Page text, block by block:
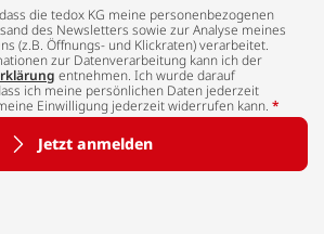
die tedox KG meine personenbezogenen
des Newsletters sowie zur Analyse meines
(z.B. Öffnungs- und Klickraten) verarbeitet.
zur Datenverarbeitung kann ich der
entnehmen. Ich wurde darauf
ich meine persönlichen Daten jederzeit
Einwilligung jederzeit widerrufen kann. *
Jetzt anmelden